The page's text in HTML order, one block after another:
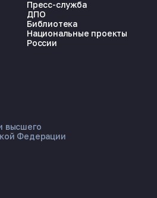
— ПОМОЩНИК КГЭУ
📋 Приёмная комиссия
высшего
Федерации
Пресс-служба
ДПО
Библиотека
Национальные проекты
России